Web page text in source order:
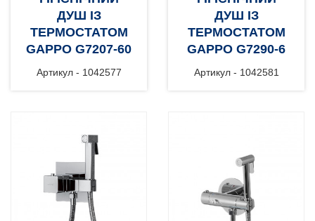
ДУШ ІЗ
ТЕРМОСТАТОМ
GAPPO G7207-60
Артикул - 1042577
ДУШ ІЗ
ТЕРМОСТАТОМ
GAPPO G7290-6
Артикул - 1042581